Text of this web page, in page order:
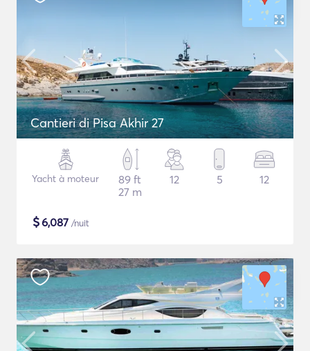
Cantieri di Pisa Akhir 27
Yacht à moteur
89 ft
27 m
12 5 12
$6,087 /nuit